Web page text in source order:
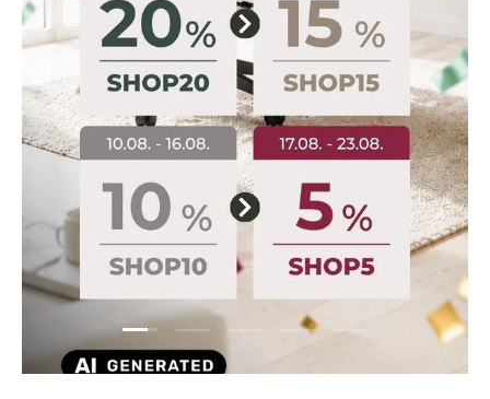
Folie laden 1 von 5
Folie laden 2 von 5
Folie laden 3 von 5
Folie laden 4 von 5
Folie laden 5